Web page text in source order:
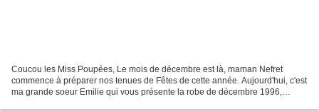
Coucou les Miss Poupées, Le mois de décembre est là, maman Nefret
commence à préparer nos tenues de Fêtes de cette année. Aujourd'hui, c'est
ma grande soeur Emilie qui vous présente la robe de décembre 1996,